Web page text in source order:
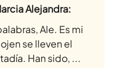
Alejandra:
Ale. Es mi
se lleven el
Han sido, ...